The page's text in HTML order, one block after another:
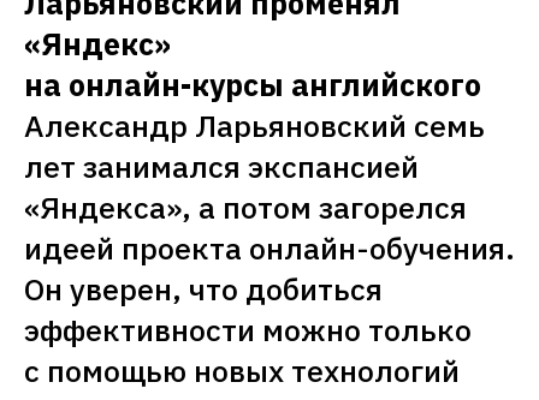
«Яндекс»
на онлайн-курсы английского
Александр Ларьяновский семь
лет занимался экспансией
«Яндекса», а потом загорелся
идеей проекта онлайн-обучения.
Он уверен, что добиться
эффективности можно только
с помощью новых технологий